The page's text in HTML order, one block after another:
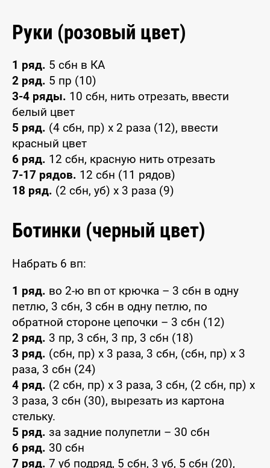
Руки (розовый цвет)
1 ряд. 5 сбн в КА
2 ряд. 5 пр (10)
3-4 ряды. 10 сбн, нить отрезать, ввести
белый цвет
5 ряд. (4 сбн, пр) х 2 раза (12), ввести
красный цвет
6 ряд. 12 сбн, красную нить отрезать
7-17 рядов. 12 сбн (11 рядов)
18 ряд. (2 сбн, уб) х 3 раза (9)
Ботинки (черный цвет)
Набрать 6 вп:
1 ряд. во 2-ю вп от крючка – 3 сбн в одну
петлю, 3 сбн, 3 сбн в одну петлю, по
обратной стороне цепочки – 3 сбн (12)
2 ряд. 3 пр, 3 сбн, 3 пр, 3 сбн (18)
3 ряд. (сбн, пр) х 3 раза, 3 сбн, (сбн, пр) х 3
раза, 3 сбн (24)
4 ряд. (2 сбн, пр) х 3 раза, 3 сбн, (2 сбн, пр) х
3 раза, 3 сбн (30), вырезать из картона
стельку.
5 ряд. за задние полупетли – 30 сбн
6 ряд. 30 сбн
7 ряд. 7 уб подряд, 5 сбн, 3 уб, 5 сбн (20),